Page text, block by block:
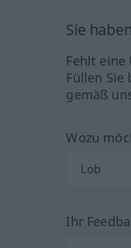
Sie
Fehlt
Füllen
gemäß
Wozu
Ihr